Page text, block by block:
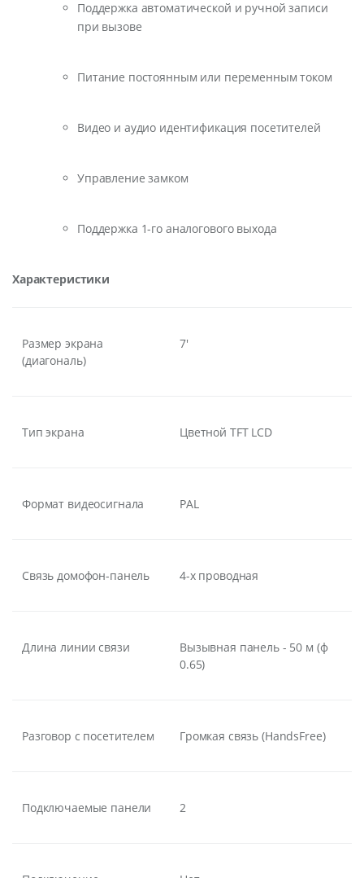
Поддержка автоматической и ручной записи
при вызове
Питание постоянным или переменным током
Видео и аудио идентификация посетителей
Управление замком
Поддержка 1-го аналогового выхода
Характеристики
Размер экрана
(диагональ)
7'
Тип экрана Цветной TFT LCD
Формат видеосигнала PAL
Связь домофон-панель 4-х проводная
Длина линии связи
Вызывная панель - 50 м (ф
0.65)
Разговор с посетителем Громкая связь (HandsFree)
Подключаемые панели 2